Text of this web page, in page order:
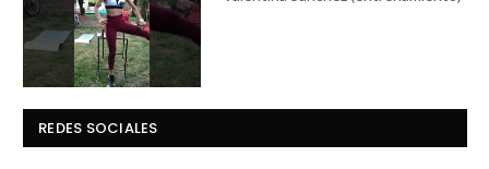
REDES SOCIALES